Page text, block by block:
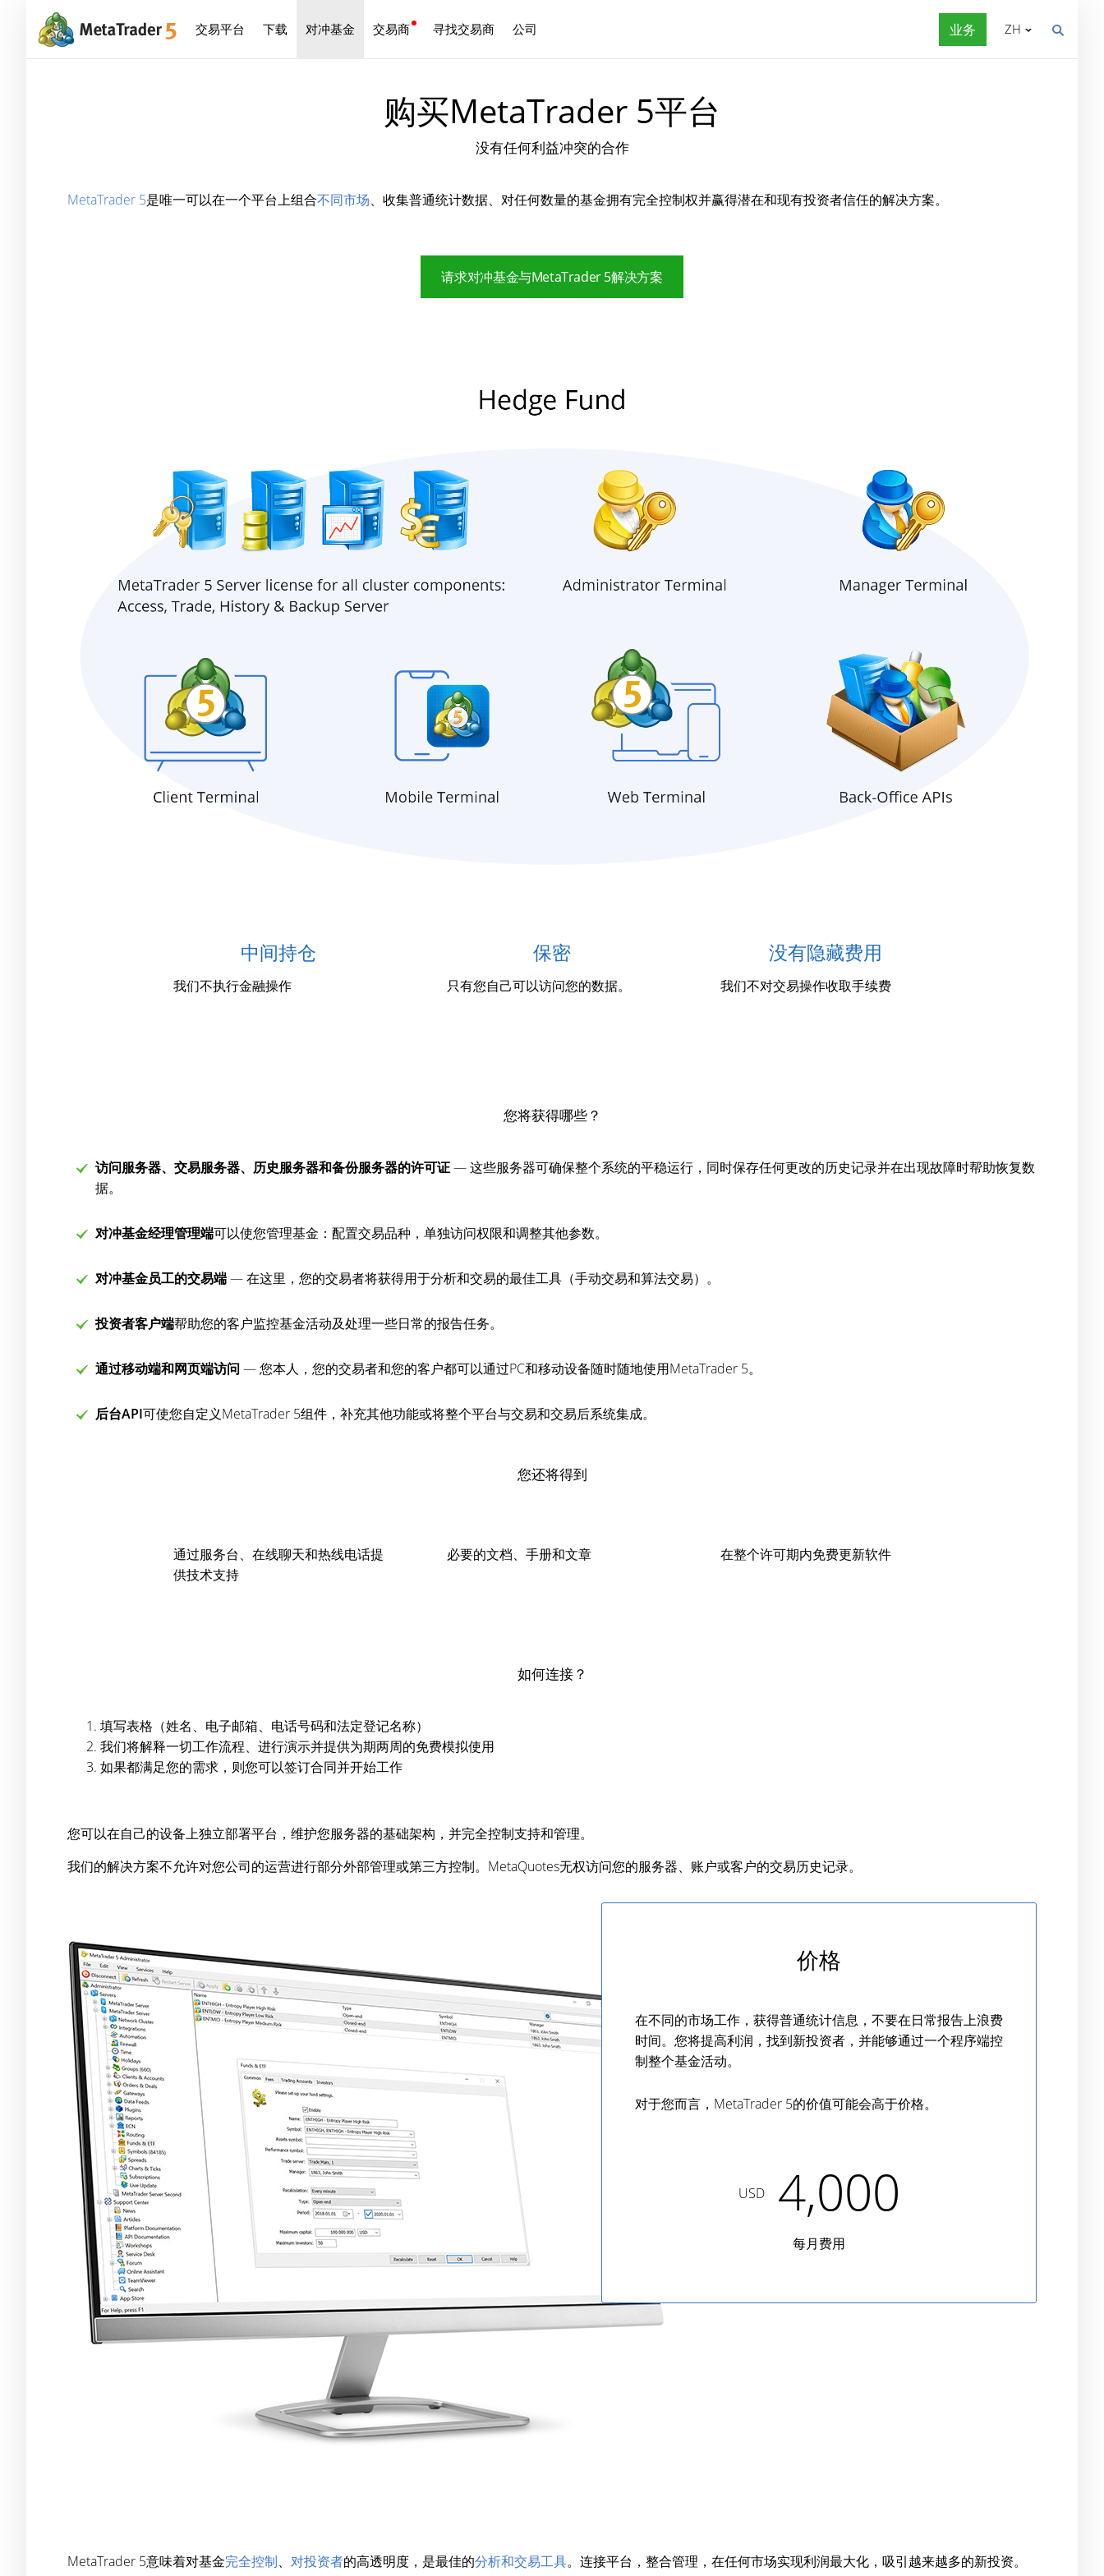
交易平台 下载 对冲基金 交易商 寻找交易商 公司 业务 ZH
购买MetaTrader 5平台
没有任何利益冲突的合作
MetaTrader 5是唯一可以在一个平台上组合不同市场、收集普通统计数据、对任何数量的基金拥有完全控制权并赢得潜在和现有投资者信任的解决方案。
请求对冲基金与MetaTrader 5解决方案
中间持仓
我们不执行金融操作
保密
只有您自己可以访问您的数据。
没有隐藏费用
我们不对交易操作收取手续费
您将获得哪些？
访问服务器、交易服务器、历史服务器和备份服务器的许可证— 这些服务器可确保整个系统的平稳运行，同时保存任何更改的历史记录并在出现故障时帮助恢复数
据。
对冲基金经理管理端可以使您管理基金：配置交易品种，单独访问权限和调整其他参数。
对冲基金员工的交易端— 在这里，您的交易者将获得用于分析和交易的最佳工具（手动交易和算法交易）。
投资者客户端帮助您的客户监控基金活动及处理一些日常的报告任务。
通过移动端和网页端访问— 您本人，您的交易者和您的客户都可以通过PC和移动设备随时随地使用MetaTrader 5。
后台API可使您自定义MetaTrader 5组件，补充其他功能或将整个平台与交易和交易后系统集成。
您还将得到
通过服务台、在线聊天和热线电话提
供技术支持
必要的文档、手册和文章 在整个许可期内免费更新软件
如何连接？
填写表格（姓名、电子邮箱、电话号码和法定登记名称）
我们将解释一切工作流程、进行演示并提供为期两周的免费模拟使用
如果都满足您的需求，则您可以签订合同并开始工作
您可以在自己的设备上独立部署平台，维护您服务器的基础架构，并完全控制支持和管理。
我们的解决方案不允许对您公司的运营进行部分外部管理或第三方控制。MetaQuotes无权访问您的服务器、账户或客户的交易历史记录。
价格
在不同的市场工作，获得普通统计信息，不要在日常报告上浪费
时间。您将提高利润，找到新投资者，并能够通过一个程序端控
制整个基金活动。
对于您而言，MetaTrader 5的价值可能会高于价格。
USD4,000
每月费用
MetaTrader 5意味着对基金完全控制、 对投资者的高透明度，是最佳的分析和交易工具。连接平台，整合管理，在任何市场实现利润最大化，吸引越来越多的新投资。